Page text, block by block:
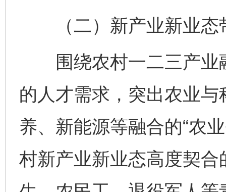
（二）新产业新业态
围绕农村一二三产业
的人才需求，突出农业
养、新能源等融合的“农
村新产业新业态高度契